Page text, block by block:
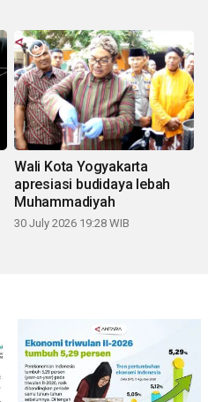
Wali Kota Yogyakarta
apresiasi budidaya lebah
Muhammadiyah
30 July 2026 19:28 WIB